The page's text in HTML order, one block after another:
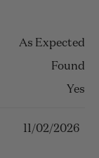
As Expected
Found
Yes
11/02/2026